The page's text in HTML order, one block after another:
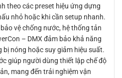
theo các preset hiệu ứng dựng
nhỏ hoặc khi cần setup nhanh.
vệ chống nước, hệ thống tản
– DMX đảm bảo khả năng
bị nóng hoặc suy giảm hiệu suất.
giúp người dùng thiết lập chế độ
mang đến trải nghiệm vận